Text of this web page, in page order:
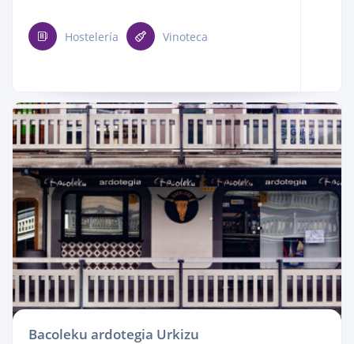
Hostelería Vinoteca
Bacoleku ardotegia Urkizu